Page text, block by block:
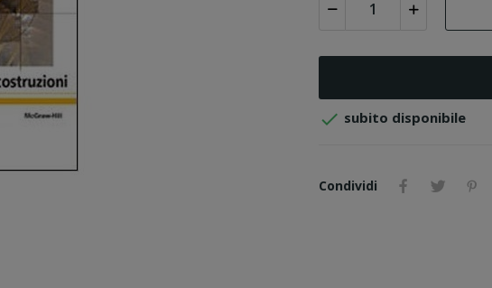
 subito disponibile
Condividi